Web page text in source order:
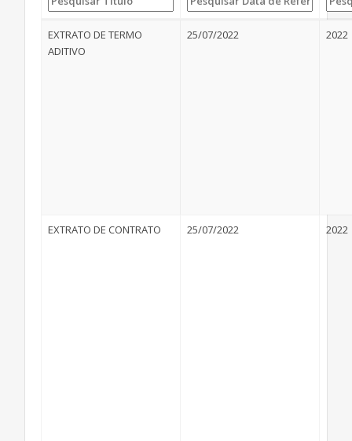
EXTRATO DE TERMO
ADITIVO
25/07/2022 2022
EXTRATO DE CONTRATO 25/07/2022 2022